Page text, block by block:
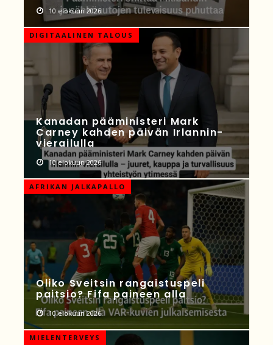
10 elokuun 2026
DIGITAALINEN TALOUS
Kanadan pääministeri Mark
Carney kahden päivän Irlannin-
vierailulla
10 elokuun 2026
AFRIKAN JALKAPALLO
Oliko Sveitsin rangaistuspeli
paitsio? Fifa paineen alla
10 elokuun 2026
MIELENTERVEYS